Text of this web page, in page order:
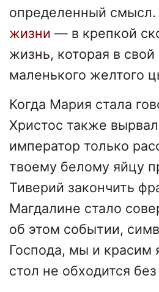
определенный
жизни — в крепкой
жизнь, которая в
маленького желтого
Когда Мария стала
Христос также
император только
твоему белому яйцу
Тиверий закончить
Магдалине стало
об этом событии,
Господа, мы и красим
стол не обходится без